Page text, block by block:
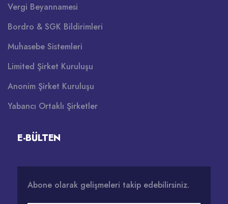
Vergi Beyannamesi
Bordro & SGK Bildirimleri
Muhasebe Sistemleri
Limited Şirket Kuruluşu
Anonim Şirket Kuruluşu
Yabancı Ortaklı Şirketler
E-BÜLTEN
Abone olarak gelişmeleri takip edebilirsiniz.